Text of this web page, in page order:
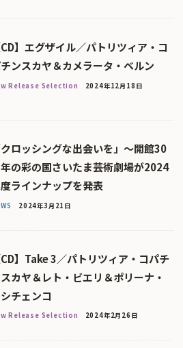
CD】エグザイル／パトリツィア・コ
ンスカヤ＆カメラータ・ベルン
Release Selection 2024年12月18日
クロッシングな出会いを」〜開館30
の彩の国さいたま芸術劇場が2024
ラインナップを発表
2024年3月21日
CD】Take 3／パトリツィア・コパチ
カヤ＆レト・ビエリ＆ポリーナ・
チェンコ
Release Selection 2024年2月26日